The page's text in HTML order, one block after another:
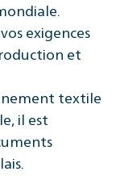
exigences
et
textile
il est